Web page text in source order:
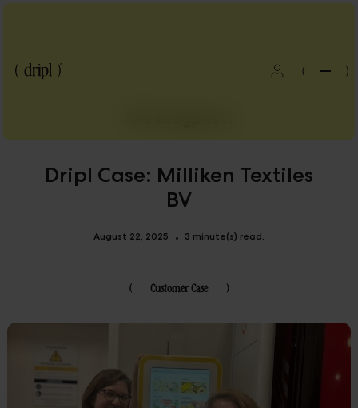
Klanten
Downloads
( )
Dripl Case: Milliken Textiles
BV
August 22, 2025 • 3 minute(s) read.
( Customer Case )